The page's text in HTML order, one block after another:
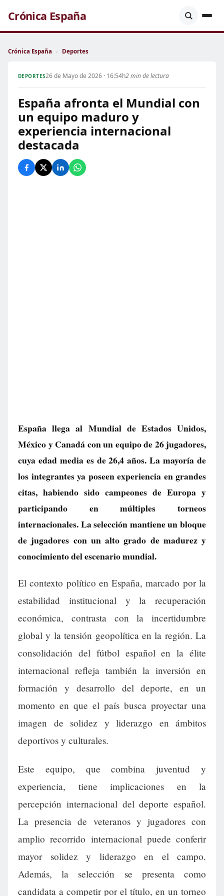
Crónica España
Crónica España › Deportes
DEPORTES26 de Mayo de 2026 · 16:54h2 min de lectura
España afronta el Mundial con
un equipo maduro y
experiencia internacional
destacada
España llega al Mundial de Estados Unidos,
México y Canadá con un equipo de 26 jugadores,
cuya edad media es de 26,4 años. La mayoría de
los integrantes ya poseen experiencia en grandes
citas, habiendo sido campeones de Europa y
participando en múltiples torneos
internacionales. La selección mantiene un bloque
de jugadores con un alto grado de madurez y
conocimiento del escenario mundial.
El contexto político en España, marcado por la
estabilidad institucional y la recuperación
económica, contrasta con la incertidumbre
global y la tensión geopolítica en la región. La
consolidación del fútbol español en la élite
internacional refleja también la inversión en
formación y desarrollo del deporte, en un
momento en que el país busca proyectar una
imagen de solidez y liderazgo en ámbitos
deportivos y culturales.
Este equipo, que combina juventud y
experiencia, tiene implicaciones en la
percepción internacional del deporte español.
La presencia de veteranos y jugadores con
amplio recorrido internacional puede conferir
mayor solidez y liderazgo en el campo.
Además, la selección se presenta como
candidata a competir por el título, en un torneo